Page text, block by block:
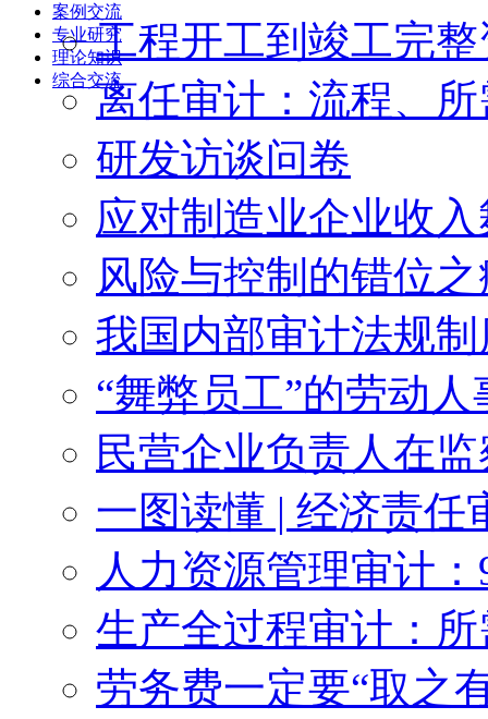
案例交流
专业研究
理论知识
综合交流
工程开工到竣工完
离任审计：流程、
研发访谈问卷
应对制造业企业收
风险与控制的错位
我国内部审计法规
“舞弊员工”的劳动
民营企业负责人在
一图读懂 | 经济责任
人力资源管理审计
生产全过程审计：
劳务费一定要“取之